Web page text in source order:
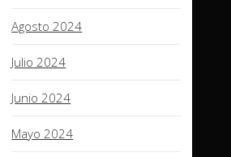
Agosto 2024
Julio 2024
Junio 2024
Mayo 2024